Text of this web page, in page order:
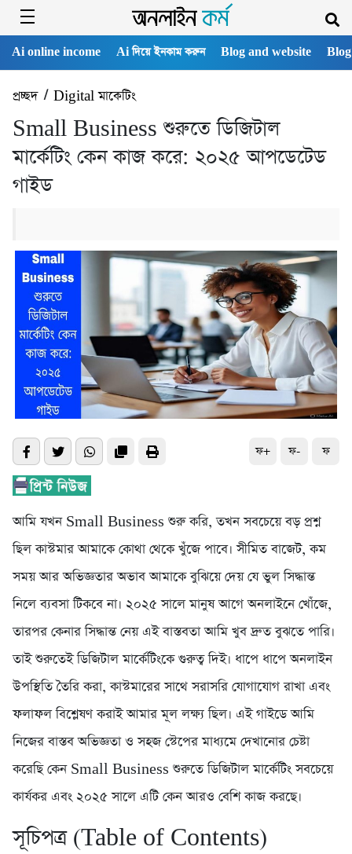
Ai online income Ai দিয়ে ইনকাম করুন Blog and website
প্রচ্ছদ/ Digital মাকেটিং
Small Business শুরুতে ডিজিটাল
মার্কেটিং কেন কাজ করে: ২০২৫ আপডেটেড
গাইড
ফ+ ফ- ফ
আমি যখন Small Business শুরু করি, তখন সবচেয়ে বড় প্রশ্ন
ছিল কাস্টমার আমাকে কোথা থেকে খুঁজে পাবে। সীমিত বাজেট, কম
সময় আর অভিজ্ঞতার অভাব আমাকে বুঝিয়ে দেয় যে ভুল সিদ্ধান্ত
নিলে ব্যবসা টিকবে না। ২০২৫ সালে মানুষ আগে অনলাইনে খোঁজে,
তারপর কেনার সিদ্ধান্ত নেয় এই বাস্তবতা আমি খুব দ্রুত বুঝতে পারি।
তাই শুরুতেই ডিজিটাল মার্কেটিংকে গুরুত্ব দিই। ধাপে ধাপে অনলাইন
উপস্থিতি তৈরি করা, কাস্টমারের সাথে সরাসরি যোগাযোগ রাখা এবং
ফলাফল বিশ্লেষণ করাই আমার মূল লক্ষ্য ছিল। এই গাইডে আমি
নিজের বাস্তব অভিজ্ঞতা ও সহজ স্টেপের মাধ্যমে দেখানোর চেষ্টা
করেছি কেন Small Business শুরুতে ডিজিটাল মার্কেটিং সবচেয়ে
কার্যকর এবং ২০২৫ সালে এটি কেন আরও বেশি কাজ করছে।
সূচিপত্র (Table of Contents)